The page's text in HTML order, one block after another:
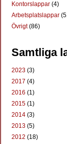
Kontorslappar (4)
Arbetsplatslappar
Övrigt(86)
Samtliga
2023 (3)
2017 (4)
2016 (1)
2015 (1)
2014 (3)
2013 (5)
2012 (18)